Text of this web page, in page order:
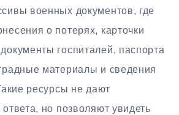
военных документов, где
о потерях, карточки
госпиталей, паспорта
материалы и сведения
ресурсы не дают
ответа, но позволяют увидеть